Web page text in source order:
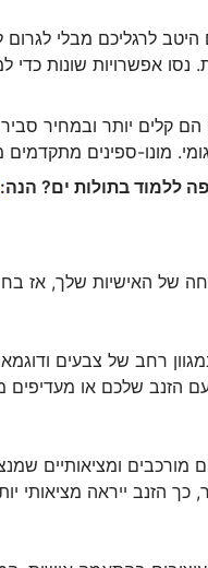
היטב לרגליכם מבלי
נסו אפשרויות שונות כדי
הם קלים יותר ובמחיר
מונו-ספינים מתקדמים
ללמוד בתולות ים? הנה:
של האישיות שלך, אז
רחב של צבעים
הזנב שלכם או מעדיפים
מורכבים ומציאותיים
הזנב ייראה מציאותי